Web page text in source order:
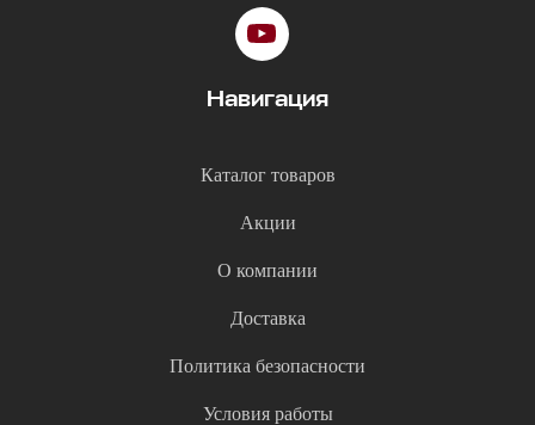
Навигация
Каталог товаров
Акции
О компании
Доставка
Политика безопасности
Условия работы